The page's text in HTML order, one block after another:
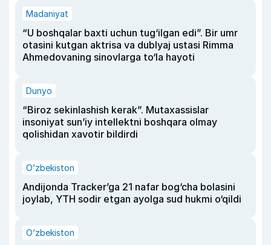
Madaniyat
“U boshqalar baxti uchun tug‘ilgan edi”. Bir umr
otasini kutgan aktrisa va dublyaj ustasi Rimma
Ahmedovaning sinovlarga to‘la hayoti
Dunyo
“Biroz sekinlashish kerak”. Mutaxassislar
insoniyat sun’iy intellektni boshqara olmay
qolishidan xavotir bildirdi
O‘zbekiston
Andijonda Tracker’ga 21 nafar bog‘cha bolasini
joylab, YTH sodir etgan ayolga sud hukmi o‘qildi
O‘zbekiston